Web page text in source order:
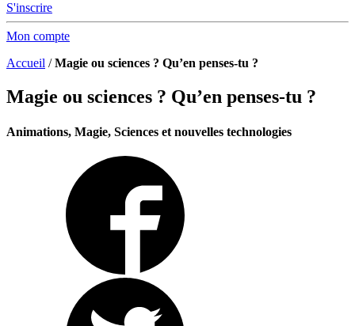
S'inscrire
Mon compte
Accueil /Magie ou sciences ? Qu’en penses-tu ?
Magie ou sciences ? Qu’en penses-tu ?
Animations, Magie, Sciences et nouvelles technologies